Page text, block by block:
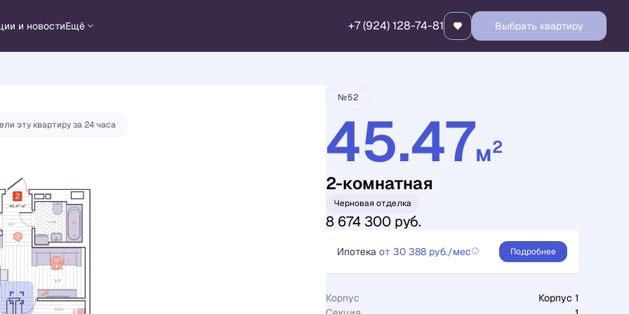
и новостиЕщё +7 (924) 128-74-81 Выбрать квартиру
от 30 388 руб./мес. Забронировать
эту квартиру за 24 часа
№52
45.47м2
2-комнатная
Черновая отделка
8 674 300 руб.
Ипотека от 30 388 руб./мес Подробнее
Корпус
Корпус 1